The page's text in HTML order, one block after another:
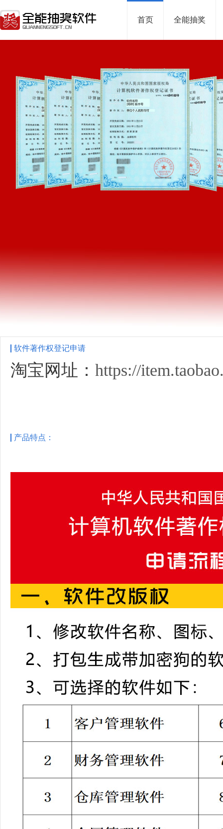
首页 全能抽奖
软件著作权登记申请
淘宝网址： https://
产品特点：